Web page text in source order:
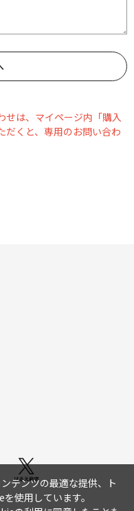
は、マイページ内「購入
だくと、専用のお問い合わ
テンツの最適な提供、ト
使用しています。